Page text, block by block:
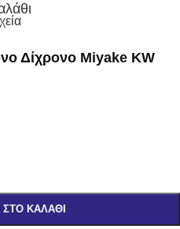
Δίχρονο Miyake KW
ΚΑΛΆΘΙ